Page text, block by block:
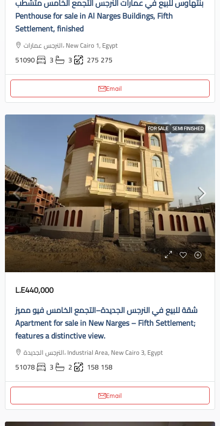
بنتهاوس للبيع في عمارات النرجس التجمع الخامس متشطب
Penthouse for sale in Al Narges Buildings, Fifth
Settlement, finished
النرجس عمارات، New Cairo 1, Egypt
51090 3 3 275 275
Email
FOR SALE SEMI FINISHED
L.E440,000
شقة للبيع في النرجس الجديدة–التجمع الخامس فيو مميز
Apartment for sale in New Narges – Fifth Settlement;
features a distinctive view.
النرجس الجديدة، Industrial Area, New Cairo 3, Egypt
51078 3 2 158158
Email